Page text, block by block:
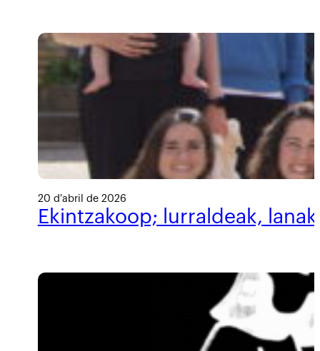
20 d'abril de 2026
Ekintzakoop; lurraldeak,